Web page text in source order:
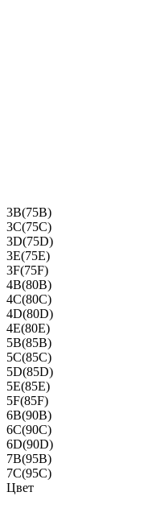
3B(75B)
3C(75C)
3D(75D)
3E(75E)
3F(75F)
4B(80B)
4C(80C)
4D(80D)
4E(80E)
5B(85B)
5C(85C)
5D(85D)
5E(85E)
5F(85F)
6B(90B)
6C(90C)
6D(90D)
7B(95B)
7C(95C)
Цвет